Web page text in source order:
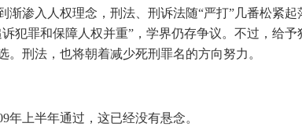
渐渗入人权理念，刑法、刑诉法随“严打”几番松紧
犯罪和保障人权并重”，学界仍存争议。不过，给
。刑法，也将朝着减少死刑罪名的方向努力。
年上半年通过，这已经没有悬念。